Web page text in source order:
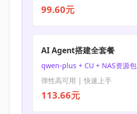
99.60元
AI Agent搭建全套餐
qwen-plus + CU + NAS资源包
弹性高可用 | 快速上手
113.66元